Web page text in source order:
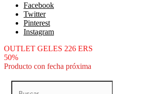
Facebook
Twitter
Pinterest
Instagram
OUTLET GELES 226 ERS
50%
Producto con fecha próxima